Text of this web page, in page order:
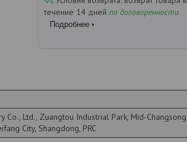
течение 14 дней по договоренности
Подробнее
Co., Ltd., Zuangtou Industrial Park, Mid-Changsong
City, Shangdong, PRC